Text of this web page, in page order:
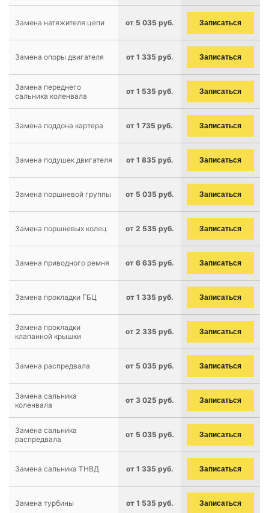
Замена натяжителя цепи от 5 035 руб. Записаться
Замена опоры двигателя от 1 335 руб. Записаться
Замена переднего
сальника коленвала
от 1 535 руб. Записаться
Замена поддона картера от 1 735 руб. Записаться
Замена подушек двигателя от 1 835 руб. Записаться
Замена поршневой группы от 5 035 руб. Записаться
Замена поршневых колец от 2 535 руб. Записаться
Замена приводного ремня от 6 635 руб. Записаться
Замена прокладки ГБЦ от 1 335 руб. Записаться
Замена прокладки
клапанной крышки
от 2 335 руб. Записаться
Замена распредвала от 5 035 руб. Записаться
Замена сальника
коленвала
от 3 025 руб. Записаться
Замена сальника
распредвала
от 5 035 руб. Записаться
Замена сальника ТНВД от 1 335 руб. Записаться
Замена турбины от 1 535 руб. Записаться